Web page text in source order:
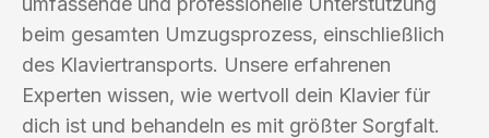
beim gesamten Umzugsprozess, einschließlich
des Klaviertransports. Unsere erfahrenen
Experten wissen, wie wertvoll dein Klavier für
dich ist und behandeln es mit größter Sorgfalt.